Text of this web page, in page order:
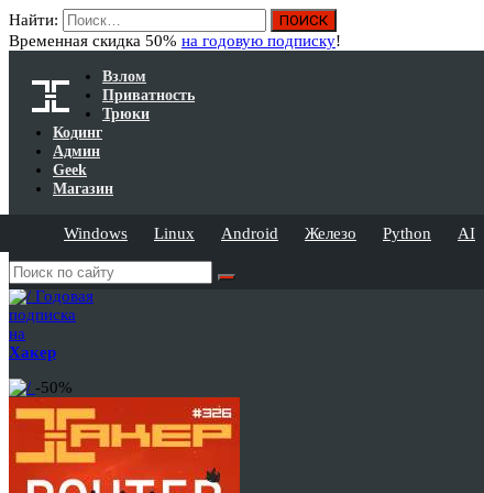
Найти:
Временная скидка 50% на годовую подписку!
Взлом
Приватность
Трюки
Кодинг
Админ
Geek
Магазин
Windows Linux Android Железо Python AI
Годовая
подписка
на
Хакер
-50%